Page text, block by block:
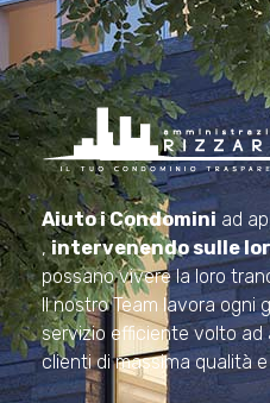
Amministrazioni Rizzardo
Il tuo condominio trasparente
Aiuto i Condominiad
,intervenendo sulle
possano vivere la loro
Il nostro Team lavora ogni
servizio efficiente volto ad
clienti di massima qualità